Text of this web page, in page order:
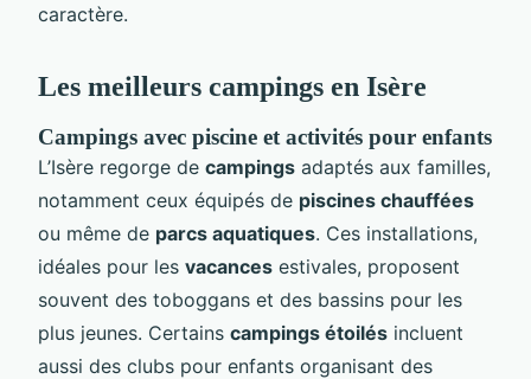
caractère.
Les meilleurs campings en Isère
Campings avec piscine et activités pour enfants
L’Isère regorge de campings adaptés aux familles,
notamment ceux équipés de piscines chauffées
ou même de parcs aquatiques. Ces installations,
idéales pour les vacances estivales, proposent
souvent des toboggans et des bassins pour les
plus jeunes. Certains campings étoilés incluent
aussi des clubs pour enfants organisant des